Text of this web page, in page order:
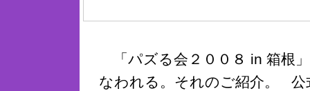
「パズる会２００８ in 箱根
なわれる。それのご紹介。 公